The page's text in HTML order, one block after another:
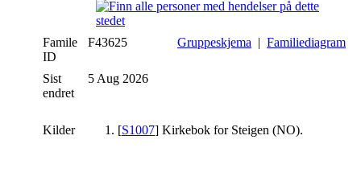
Famile
ID
F43625 Gruppeskjema | Familiediagram
Sist
endret
5 Aug 2026
Kilder [S1007] Kirkebok for Steigen (NO).